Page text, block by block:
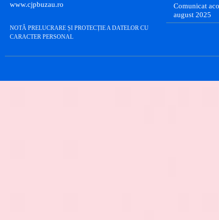
www.cjpbuzau.ro
NOTĂ PRELUCRARE ȘI PROTECȚIE A DATELOR CU
CARACTER PERSONAL
Comunicat
august 2025